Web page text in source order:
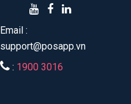
Email :
support@posapp.vn
: 1900 3016